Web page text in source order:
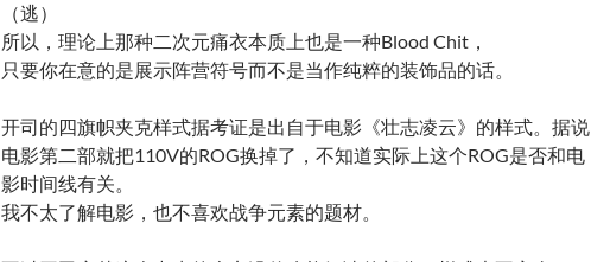
（逃）
所以，理论上那种二次元痛衣本质上也是一种Blood Chit，
只要你在意的是展示阵营符号而不是当作纯粹的装饰品的话。
开司的四旗帜夹克样式据考证是出自于电影《壮志凌云》的样式。据说
电影第二部就把110V的ROG换掉了，不知道实际上这个ROG是否和电
影时间线有关。
我不太了解电影，也不喜欢战争元素的题材。